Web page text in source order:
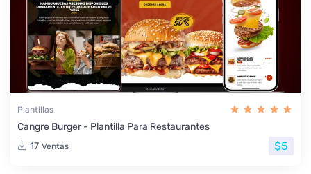
Plantillas
Cangre Burger - Plantilla Para Restaurantes
17 Ventas $5